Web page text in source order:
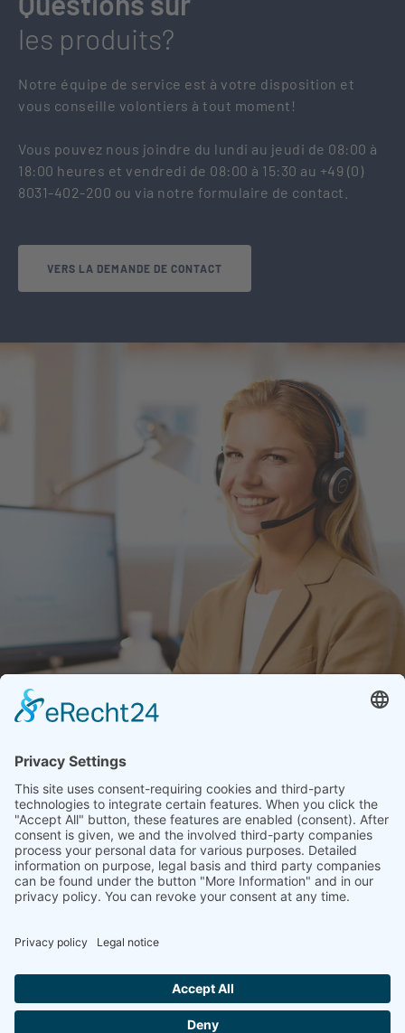
les produits?
Notre équipe de service est à votre disposition et
vous conseille volontiers à tout moment!
Vous pouvez nous joindre du lundi au jeudi de 08:00 à
18:00 heures et vendredi de 08:00 à 15:30 au +49 (0)
8031-402-200 ou via notre formulaire de contact.
VERS LA DEMANDE DE CONTACT
memon
Partenaire